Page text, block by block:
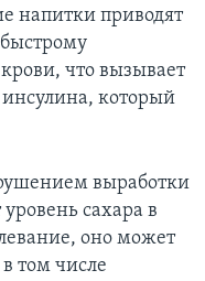
напитки приводят
что вызывает
который
выработки
сахара в
оно может
том числе